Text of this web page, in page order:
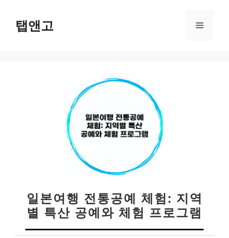
탭앤고 메
일본여행 전통공예 체험: 지역
별 특산 공예와 체험 프로그램